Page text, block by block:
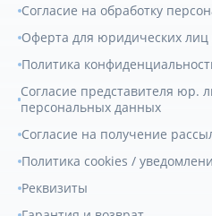
Согласие на обработку
Оферта для юридических
Политика
Согласие представителя юр.
персональных данных
Согласие на получение
Политика cookies /
Реквизиты